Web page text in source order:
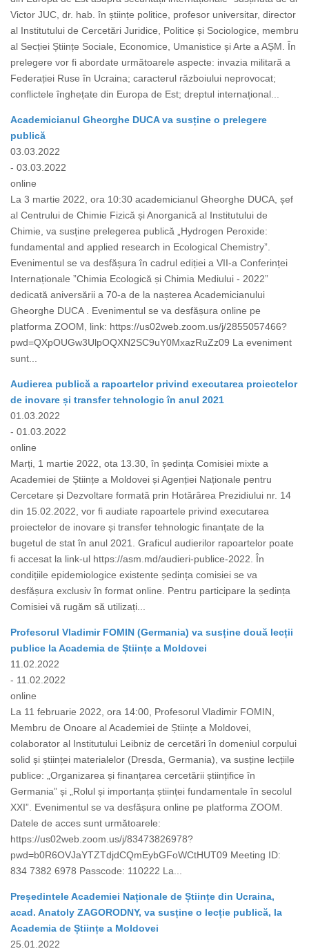
Victor JUC, dr. hab. în științe politice, profesor universitar, director
al Institutului de Cercetări Juridice, Politice și Sociologice, membru
al Secției Științe Sociale, Economice, Umanistice și Arte a AȘM. În
prelegere vor fi abordate următoarele aspecte: invazia militară a
Federației Ruse în Ucraina; caracterul războiului neprovocat;
conflictele înghețate din Europa de Est; dreptul internațional...
Academicianul Gheorghe DUCA va susține o prelegere
publică
03.03.2022
- 03.03.2022
online
La 3 martie 2022, ora 10:30 academicianul Gheorghe DUCA, șef
al Centrului de Chimie Fizică și Anorganică al Institutului de
Chimie, va susține prelegerea publică „Hydrogen Peroxide:
fundamental and applied research in Ecological Chemistry”.
Evenimentul se va desfășura în cadrul ediției a VII-a Conferinței
Internaționale ”Chimia Ecologică și Chimia Mediului - 2022”
dedicată aniversării a 70-a de la nașterea Academicianului
Gheorghe DUCA . Evenimentul se va desfășura online pe
platforma ZOOM, link: https://us02web.zoom.us/j/2855057466?
pwd=QXpOUGw3UlpOQXN2SC9uY0MxazRuZz09 La eveniment
sunt...
Audierea publică a rapoartelor privind executarea proiectelor
de inovare și transfer tehnologic în anul 2021
01.03.2022
- 01.03.2022
online
Marți, 1 martie 2022, ota 13.30, în ședința Comisiei mixte a
Academiei de Științe a Moldovei și Agenției Naționale pentru
Cercetare și Dezvoltare formată prin Hotărârea Prezidiului nr. 14
din 15.02.2022, vor fi audiate rapoartele privind executarea
proiectelor de inovare și transfer tehnologic finanțate de la
bugetul de stat în anul 2021. Graficul audierilor rapoartelor poate
fi accesat la link-ul https://asm.md/audieri-publice-2022. În
condițiile epidemiologice existente ședința comisiei se va
desfășura exclusiv în format online. Pentru participare la ședința
Comisiei vă rugăm să utilizați...
Profesorul Vladimir FOMIN (Germania) va susține două lecții
publice la Academia de Științe a Moldovei
11.02.2022
- 11.02.2022
online
La 11 februarie 2022, ora 14:00, Profesorul Vladimir FOMIN,
Membru de Onoare al Academiei de Științe a Moldovei,
colaborator al Institutului Leibniz de cercetări în domeniul corpului
solid și științei materialelor (Dresda, Germania), va susține lecțiile
publice: „Organizarea și finanțarea cercetării științifice în
Germania” și „Rolul și importanța științei fundamentale în secolul
XXI”. Evenimentul se va desfășura online pe platforma ZOOM.
Datele de acces sunt următoarele:
https://us02web.zoom.us/j/83473826978?
pwd=b0R6OVJaYTZTdjdCQmEybGFoWCtHUT09 Meeting ID:
834 7382 6978 Passcode: 110222 La...
Președintele Academiei Naționale de Științe din Ucraina,
acad. Anatoly ZAGORODNY, va susține o lecție publică, la
Academia de Științe a Moldovei
25.01.2022